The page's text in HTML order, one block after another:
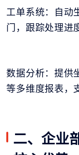
工单系统：自动
门，跟踪处理进
数据分析：提供
等多维度报表，
二、企业